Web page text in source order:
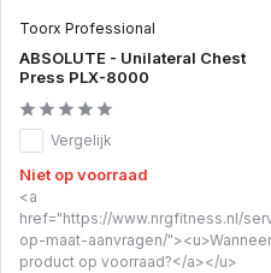
Toorx Professional
ABSOLUTE - Unilateral Chest
Press PLX-8000
Vergelijk
Niet op voorraad
<a
href="https://www.nrgfitness.nl/
op-maat-aanvragen/
product op voorraad?</a></u>